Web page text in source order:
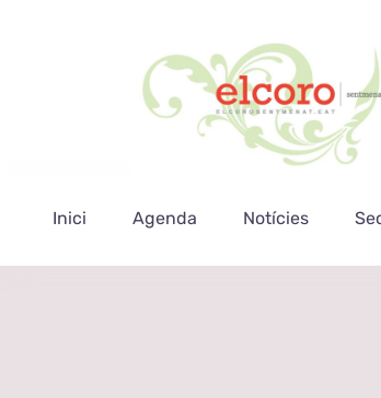
Inici Agenda Notícies